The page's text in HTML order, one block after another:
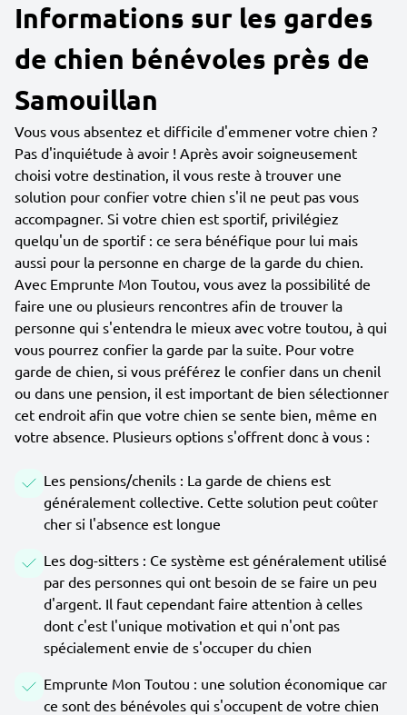
Informations sur les gardes
de chien bénévoles près de
Samouillan
Vous vous absentez et difficile d'emmener votre chien ?
Pas d'inquiétude à avoir ! Après avoir soigneusement
choisi votre destination, il vous reste à trouver une
solution pour confier votre chien s'il ne peut pas vous
accompagner. Si votre chien est sportif, privilégiez
quelqu'un de sportif : ce sera bénéfique pour lui mais
aussi pour la personne en charge de la garde du chien.
Avec Emprunte Mon Toutou, vous avez la possibilité de
faire une ou plusieurs rencontres afin de trouver la
personne qui s'entendra le mieux avec votre toutou, à qui
vous pourrez confier la garde par la suite. Pour votre
garde de chien, si vous préférez le confier dans un chenil
ou dans une pension, il est important de bien sélectionner
cet endroit afin que votre chien se sente bien, même en
votre absence. Plusieurs options s'offrent donc à vous :
Les pensions/chenils : La garde de chiens est
généralement collective. Cette solution peut coûter
cher si l'absence est longue
Les dog-sitters : Ce système est généralement utilisé
par des personnes qui ont besoin de se faire un peu
d'argent. Il faut cependant faire attention à celles
dont c'est l'unique motivation et qui n'ont pas
spécialement envie de s'occuper du chien
Emprunte Mon Toutou : une solution économique car
ce sont des bénévoles qui s'occupent de votre chien